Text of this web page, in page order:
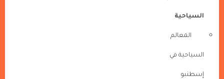
السياحية
المعالم
السياحية في
إسطنبو